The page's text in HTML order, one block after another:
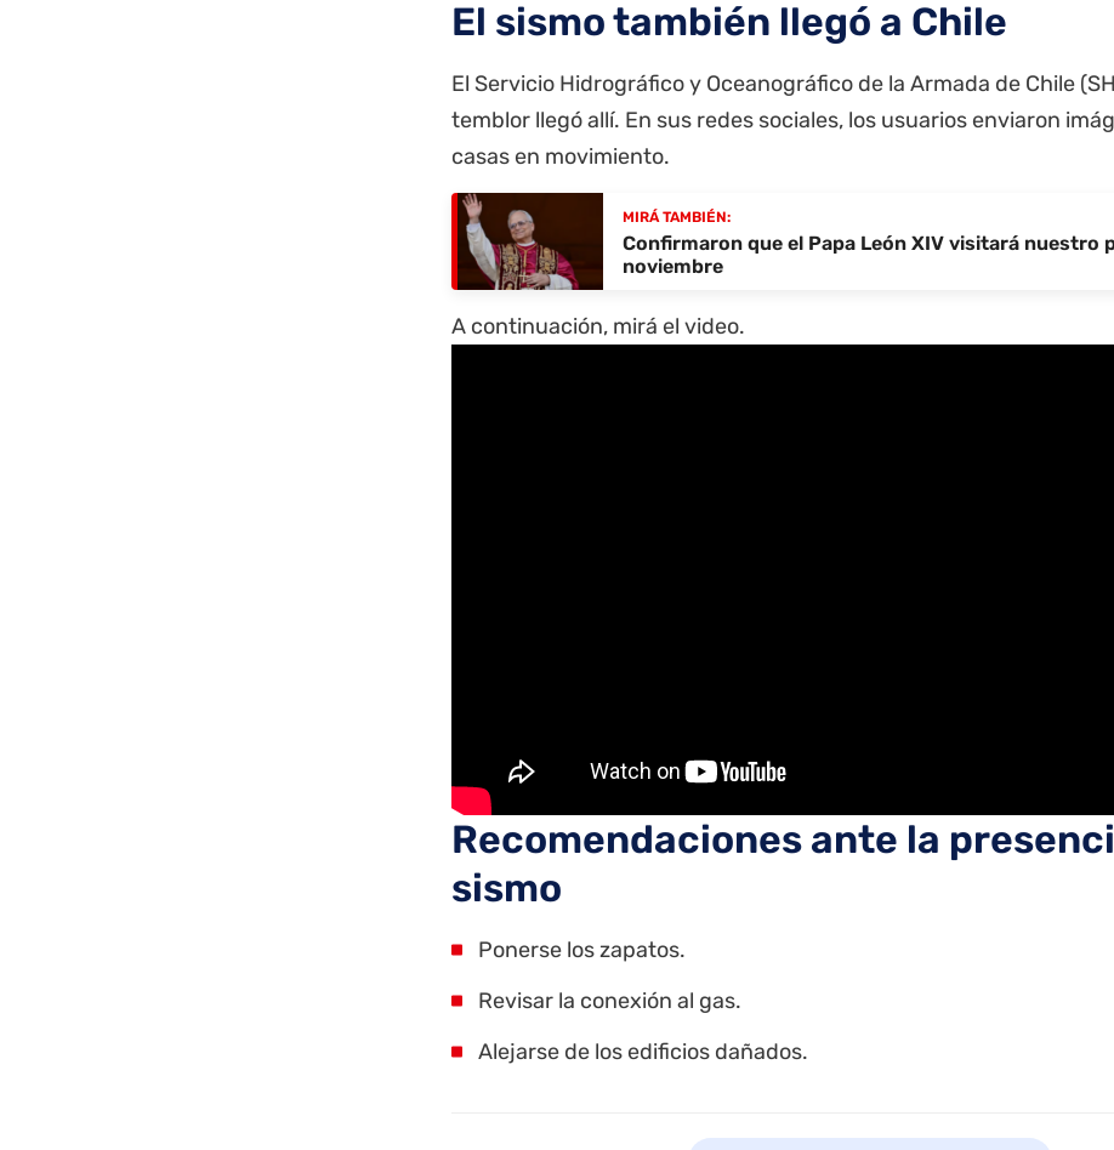
El sismo también llegó a Chile
El Servicio Hidrográfico y Oceanográfico de la Armada de Chile
temblor llegó allí. En sus redes sociales, los usuarios enviaron
casas en movimiento.
MIRÁ TAMBIÉN:
Confirmaron que el Papa León XIV visitará nuestro
noviembre
A continuación, mirá el video.
Recomendaciones ante la
sismo
Ponerse los zapatos.
Revisar la conexión al gas.
Alejarse de los edificios dañados.